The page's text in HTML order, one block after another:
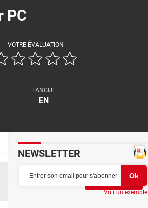
PC
VOTRE ÉVALUATION
LANGUE
EN
NEWSLETTER
Voir un exemple